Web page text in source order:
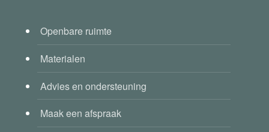
Openbare ruimte
Materialen
Advies en ondersteuning
Maak een afspraak